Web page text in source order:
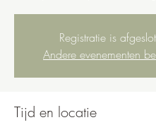
Registratie is
Andere evenementen
Tijd en locatie